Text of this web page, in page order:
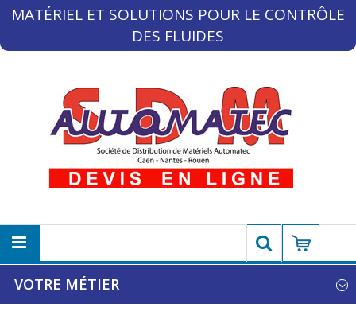
MATÉRIEL ET SOLUTIONS POUR LE CONTRÔLE
DES FLUIDES
VOTRE MÉTIER